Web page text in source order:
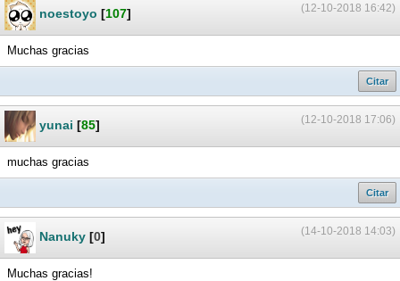
(12-10-2018 16:42)
noestoyo [107]
Muchas gracias
Citar
(12-10-2018 17:06)
yunai [85]
muchas gracias
Citar
(14-10-2018 14:03)
Nanuky [0]
Muchas gracias!